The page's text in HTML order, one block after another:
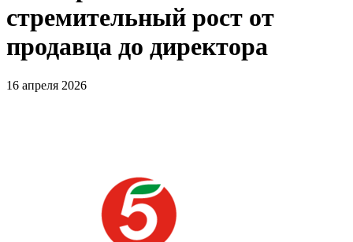
стремительный рост от
продавца до директора
16 апреля 2026